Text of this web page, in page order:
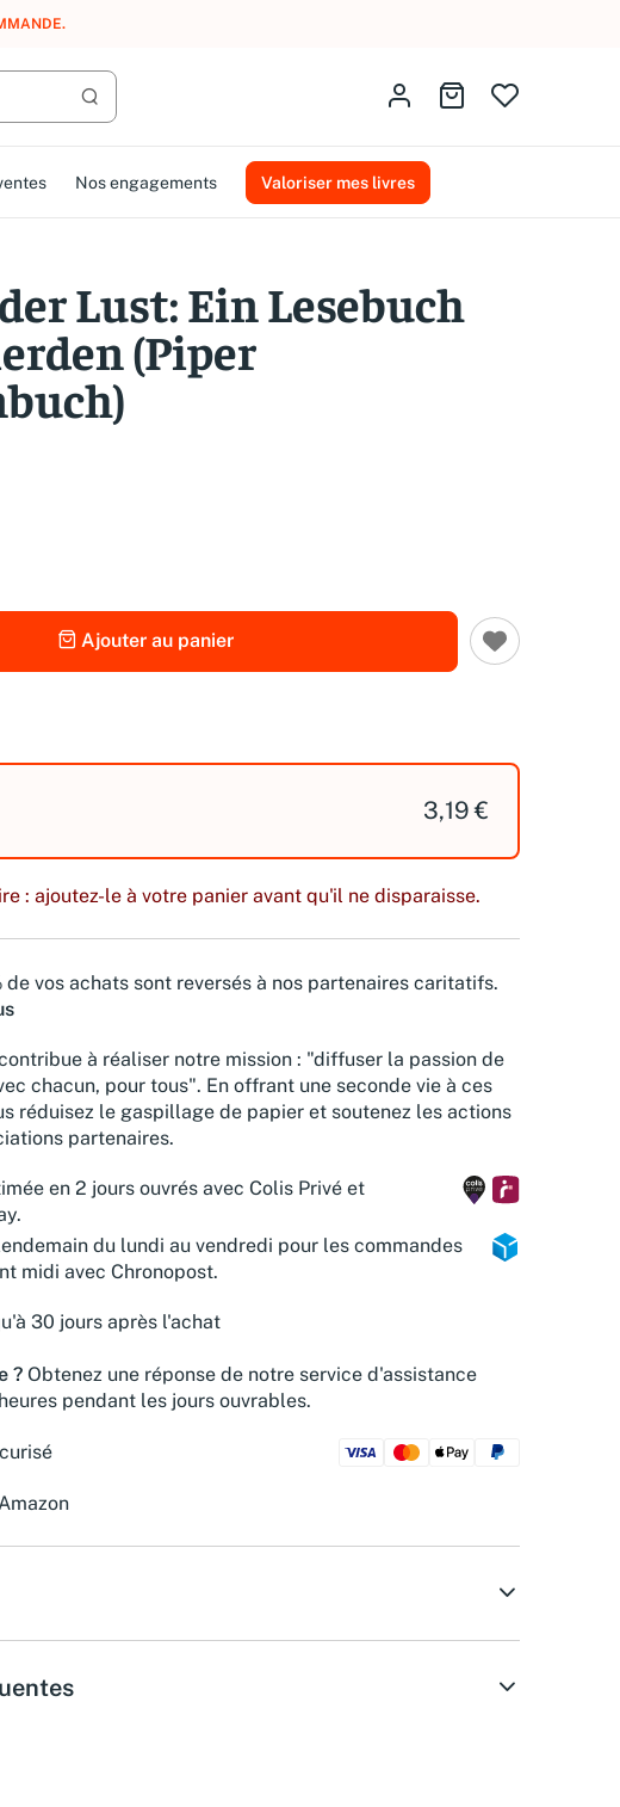
LE CLUB AMMAREAL.
Lancer la recherche
Identifiez-vousAller au panier
Nos engagements Valoriser mes livres
Lust: Ein Lesebuch
(Piper
Ajouter au panier
3,19 €
: ajoutez-le à votre panier avant qu'il ne disparaisse.
de vos achats sont reversés à nos partenaires caritatifs.
à réaliser notre mission : "diffuser la passion de
chacun, pour tous". En offrant une seconde vie à ces
réduisez le gaspillage de papier et soutenez les actions
partenaires.
en 2 jours ouvrés avec Colis Privé et
du lundi au vendredi pour les commandes
midi avec Chronopost.
30 jours après l'achat
? Obtenez une réponse de notre service d'assistance
pendant les jours ouvrables.